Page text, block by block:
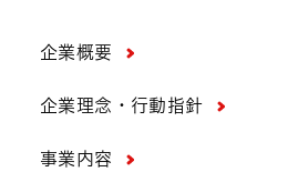
企業概要
企業理念・行動指針
事業内容